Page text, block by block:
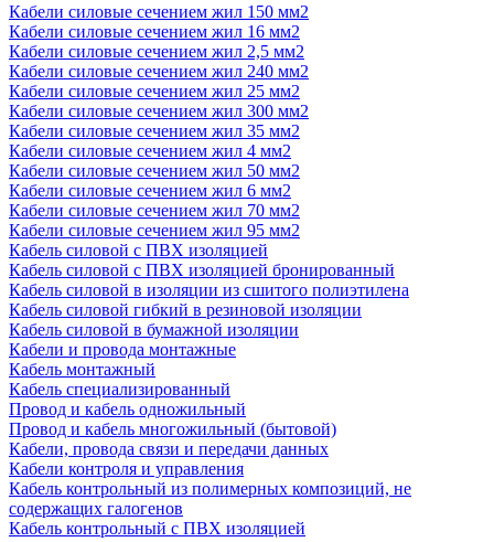
Кабели силовые сечением жил 150 мм2
Кабели силовые сечением жил 16 мм2
Кабели силовые сечением жил 2,5 мм2
Кабели силовые сечением жил 240 мм2
Кабели силовые сечением жил 25 мм2
Кабели силовые сечением жил 300 мм2
Кабели силовые сечением жил 35 мм2
Кабели силовые сечением жил 4 мм2
Кабели силовые сечением жил 50 мм2
Кабели силовые сечением жил 6 мм2
Кабели силовые сечением жил 70 мм2
Кабели силовые сечением жил 95 мм2
Кабель силовой с ПВХ изоляцией
Кабель силовой с ПВХ изоляцией бронированный
Кабель силовой в изоляции из сшитого полиэтилена
Кабель силовой гибкий в резиновой изоляции
Кабель силовой в бумажной изоляции
Кабели и провода монтажные
Кабель монтажный
Кабель специализированный
Провод и кабель одножильный
Провод и кабель многожильный (бытовой)
Кабели, провода связи и передачи данных
Кабели контроля и управления
Кабель контрольный из полимерных композиций, не
содержащих галогенов
Кабель контрольный с ПВХ изоляцией